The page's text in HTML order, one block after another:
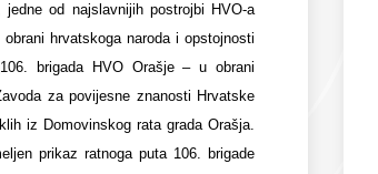
jedne od najslavnijih postrojbi HVO-a
hrvatskoga naroda i opstojnosti
brigada HVO Orašje – u obrani
za povijesne znanosti Hrvatske
iz Domovinskog rata grada Orašja.
prikaz ratnoga puta 106. brigade